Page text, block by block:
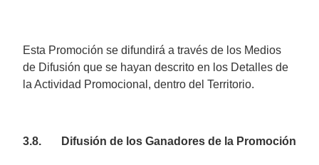
Esta Promoción se difundirá a través de los Medios
de Difusión que se hayan descrito en los Detalles de
la Actividad Promocional, dentro del Territorio.
3.8. Difusión de los Ganadores de la Promoción